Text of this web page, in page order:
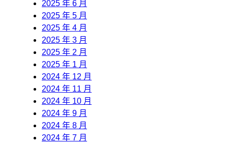
2025 年 6 月
2025 年 5 月
2025 年 4 月
2025 年 3 月
2025 年 2 月
2025 年 1 月
2024 年 12 月
2024 年 11 月
2024 年 10 月
2024 年 9 月
2024 年 8 月
2024 年 7 月